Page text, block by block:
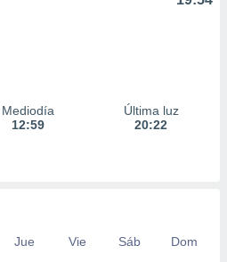
Mediodía
12:59
Última luz
20:22
Jue Vie Sáb
Dom